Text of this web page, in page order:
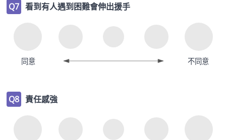
Q7 看到有人遇到困難會伸出援手
同意 不同意
Q8 責任感強